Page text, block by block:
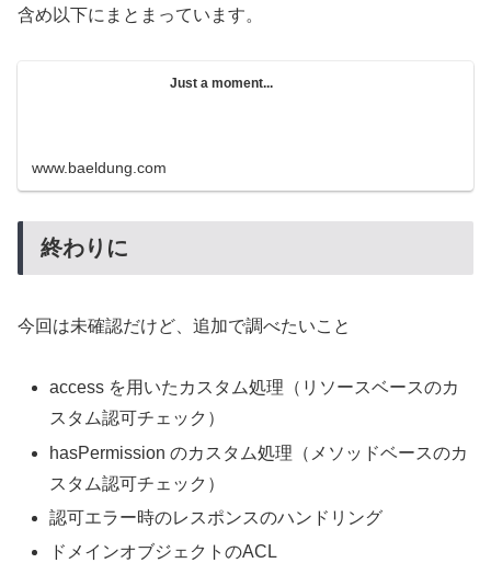
含め以下にまとまっています。
Just a moment...
www.baeldung.com
終わりに
今回は未確認だけど、追加で調べたいこと
access を用いたカスタム処理（リソースベースのカ
スタム認可チェック）
hasPermission のカスタム処理（メソッドベースのカ
スタム認可チェック）
認可エラー時のレスポンスのハンドリング
ドメインオブジェクトのACL